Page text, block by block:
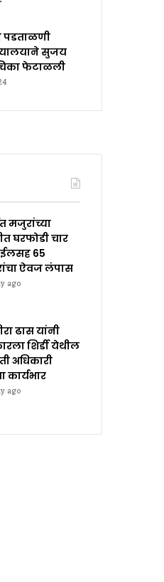
पडताळणी
सुजय
फेटाळली
मजुरांच्या
घरफोडी चार
₹65
ऐवज लंपास
ago
ढास यांनी
शिर्डी येथील
अधिकारी
कार्यभार
ago